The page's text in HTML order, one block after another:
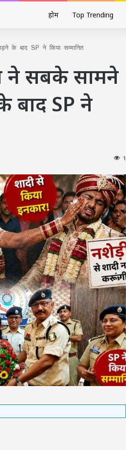
होम Top Trending
के बाद SP ने किया सम्मानित
ने सबके सामने
बाद SP ने
1